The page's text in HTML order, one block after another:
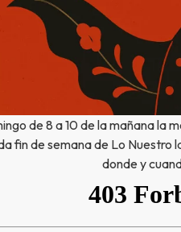
de 8 a 10 de la mañana la
fin de semana de Lo Nuestro
donde y